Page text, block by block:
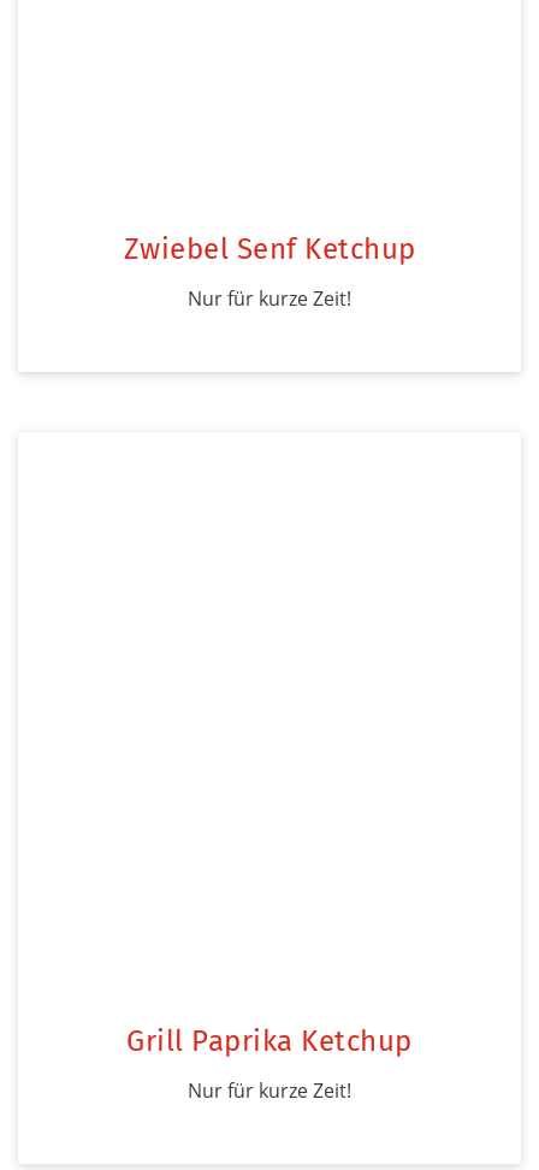
Zwiebel Senf Ketchup
Nur für kurze Zeit!
Grill Paprika Ketchup
Nur für kurze Zeit!